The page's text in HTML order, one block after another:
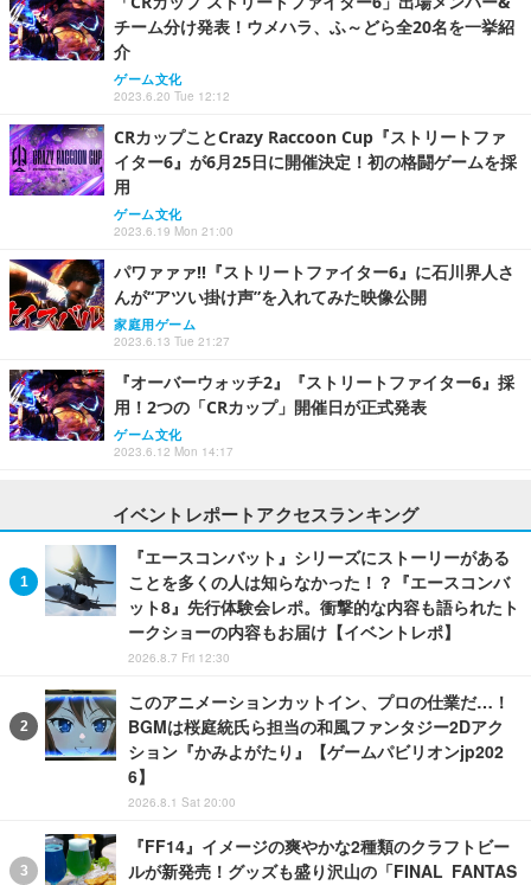
チーム分け発表！ウメハラ、ふ～どら全20名を一挙紹
介
ゲーム文化
2023.6.20 Tue 12:12
CRカップことCrazy Raccoon Cup『ストリートファ
イター6』が6月25日に開催決定！初の格闘ゲームを採
用
ゲーム文化
2023.6.19 Mon 21:00
パワァァァ!!『ストリートファイター6』に石川界人さ
んが“アツい掛け声”を入れてみた映像公開
家庭用ゲーム
2023.6.13 Tue 21:27
『オーバーウォッチ2』『ストリートファイター6』採
用！2つの「CRカップ」開催日が正式発表
ゲーム文化
2023.6.12 Mon 14:17
イベントレポートアクセスランキング
『エースコンバット』シリーズにストーリーがある
ことを多くの人は知らなかった！？『エースコンバ
ット8』先行体験会レポ。衝撃的な内容も語られたト
ークショーの内容もお届け【イベントレポ】
2026.8.7 Fri 12:30
このアニメーションカットイン、プロの仕業だ…！
BGMは桜庭統氏ら担当の和風ファンタジー2Dアク
ション『かみよがたり』【ゲームパビリオンjp202
6】
2026.8.1 Sat 20:00
『FF14』イメージの爽やかな2種類のクラフトビー
ルが新発売！グッズも盛り沢山の「FINAL FANTAS